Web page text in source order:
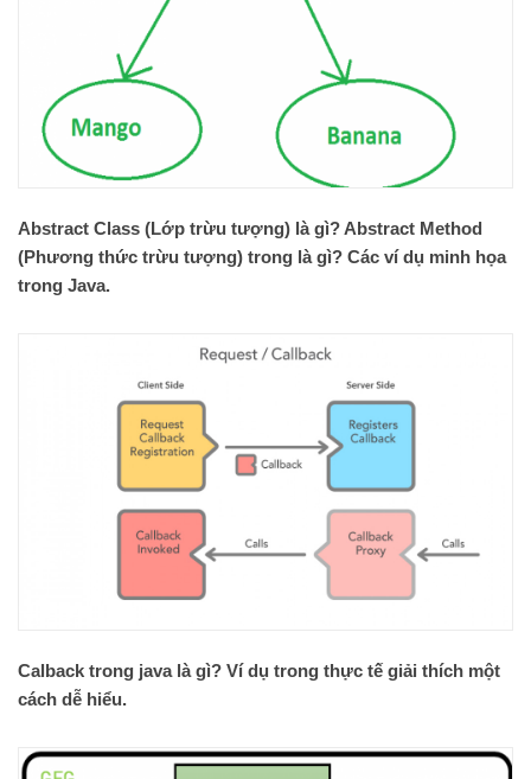
Abstract Class (Lớp trừu tượng) là gì? Abstract Method
(Phương thức trừu tượng) trong là gì? Các ví dụ minh họa
trong Java.
Calback trong java là gì? Ví dụ trong thực tế giải thích một
cách dễ hiểu.